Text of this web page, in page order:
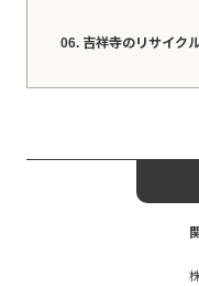
吉祥寺のリサイク